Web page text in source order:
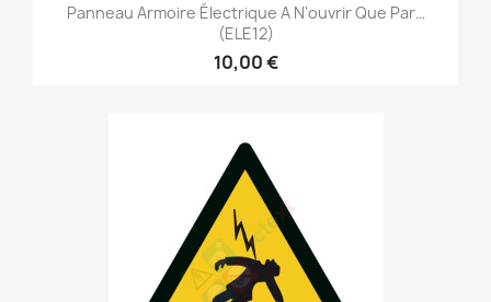
Panneau Armoire Électrique A N'ouvrir Que Par…
(ELE12)
10,00 €